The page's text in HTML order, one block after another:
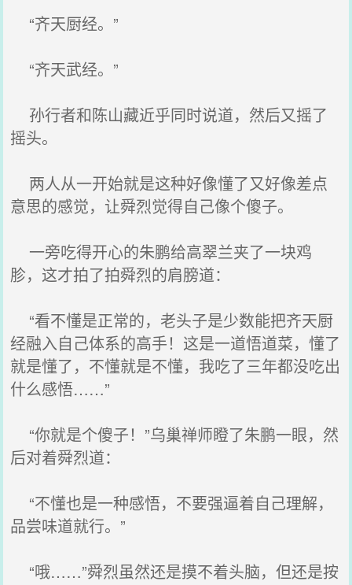
“齐天厨经。”
“齐天武经。”
孙行者和陈山藏近乎同时说道，然后又摇了
摇头。
两人从一开始就是这种好像懂了又好像差点
意思的感觉，让舜烈觉得自己像个傻子。
一旁吃得开心的朱鹏给高翠兰夹了一块鸡
胗，这才拍了拍舜烈的肩膀道：
“看不懂是正常的，老头子是少数能把齐天厨
经融入自己体系的高手！这是一道悟道菜，懂了
就是懂了，不懂就是不懂，我吃了三年都没吃出
什么感悟……”
“你就是个傻子！”乌巢禅师瞪了朱鹏一眼，然
后对着舜烈道：
“不懂也是一种感悟，不要强逼着自己理解，
品尝味道就行。”
“哦……”舜烈虽然还是摸不着头脑，但还是按